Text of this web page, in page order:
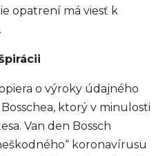
opatrení má viesť k
o výroky údajného
ktorý v minulosti
Van den Bossch
koronavírusu